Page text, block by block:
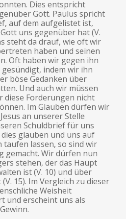
Dies entspricht
Gott. Paulus spricht
auf dem aufgelistet ist,
uns gegenüber hat (V.
steht da drauf, wie oft wir
haben und seinen
Oft haben wir gegen ihn
indem wir ihn
böse Gedanken über
Und auch wir müssen
diese Forderungen nicht
Im Glauben dürfen wir
an unserer Stelle
Schuldbrief für uns
glauben und uns auf
taufen lassen, so sind wir
gemacht. Wir dürfen nun
stehen, der das Haupt
ist (V. 10) und über
15). Im Vergleich zu dieser
Weisheit
und erscheint uns als